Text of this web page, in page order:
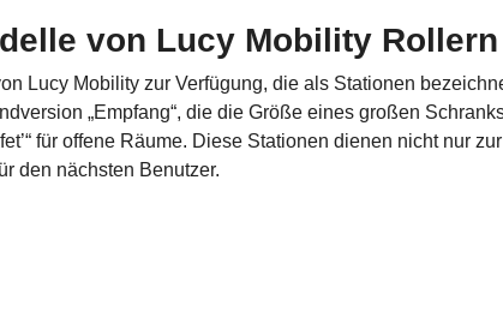
von Lucy Mobility Rollern
Lucy Mobility zur Verfügung, die als Stationen
„Empfang“, die die Größe eines großen
für offene Räume. Diese Stationen dienen nicht nur zur
den nächsten Benutzer.